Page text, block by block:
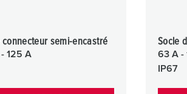
connecteur semi-encastré
125 A
Socle
63 A -
IP67